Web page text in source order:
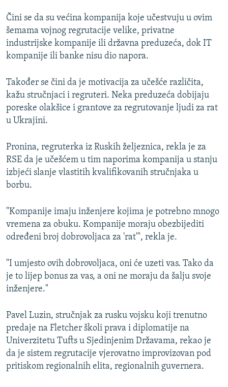
Čini se da su većina kompanija koje učestvuju u ovim
šemama vojnog regrutacije velike, privatne
industrijske kompanije ili državna preduzeća, dok IT
kompanije ili banke nisu dio napora.
Također se čini da je motivacija za učešće različita,
kažu stručnjaci i regruteri. Neka preduzeća dobijaju
poreske olakšice i grantove za regrutovanje ljudi za rat
u Ukrajini.
Pronina, regruterka iz Ruskih željeznica, rekla je za
RSE da je učešćem u tim naporima kompanija u stanju
izbjeći slanje vlastitih kvalifikovanih stručnjaka u
borbu.
"Kompanije imaju inženjere kojima je potrebno mnogo
vremena za obuku. Kompanije moraju obezbijediti
određeni broj dobrovoljaca za 'rat'", rekla je.
"I umjesto ovih dobrovoljaca, oni će uzeti vas. Tako da
je to lijep bonus za vas, a oni ne moraju da šalju svoje
inženjere."
Pavel Luzin, stručnjak za rusku vojsku koji trenutno
predaje na Fletcher školi prava i diplomatije na
Univerzitetu Tufts u Sjedinjenim Državama, rekao je
da je sistem regrutacije vjerovatno improvizovan pod
pritiskom regionalnih elita, regionalnih guvernera.